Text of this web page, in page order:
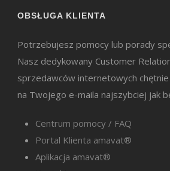
KSeF dochodzi do tego
pierwotną poprzez jej numer
ogranicza pole do
większą precyzję w
Korekty błędów
OBSŁUGA KLIENTA
Potrzebujesz pomocy lub porady
Nasz dedykowany Customer
sprzedawców internetowych
na Twojego e-maila najszybciej jak
Centrum pomocy / FAQ
Portal Klienta amavat®
Aplikacja amavat®